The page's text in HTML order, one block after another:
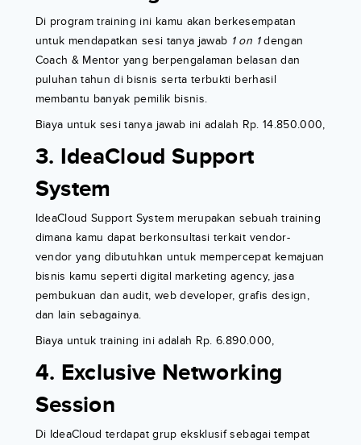
Di program training ini kamu akan berkesempatan
untuk mendapatkan sesi tanya jawab 1 on 1dengan
Coach & Mentor yang berpengalaman belasan dan
puluhan tahun di bisnis serta terbukti berhasil
membantu banyak pemilik bisnis.
Biaya untuk sesi tanya jawab ini adalah Rp. 14.850.000,
3. IdeaCloud Support
System
IdeaCloud Support System merupakan sebuah training
dimana kamu dapat berkonsultasi terkait vendor-
vendor yang dibutuhkan untuk mempercepat kemajuan
bisnis kamu seperti digital marketing agency, jasa
pembukuan dan audit, web developer, grafis design,
dan lain sebagainya.
Biaya untuk training ini adalah Rp. 6.890.000,
4. Exclusive Networking
Session
Di IdeaCloud terdapat grup eksklusif sebagai tempat